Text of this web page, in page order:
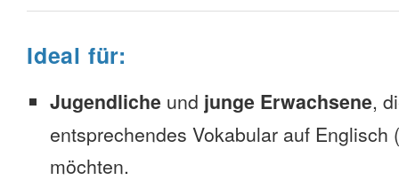
Ideal für:
Jugendliche und junge Erwachsene,
entsprechendes Vokabular auf Englisch
möchten.